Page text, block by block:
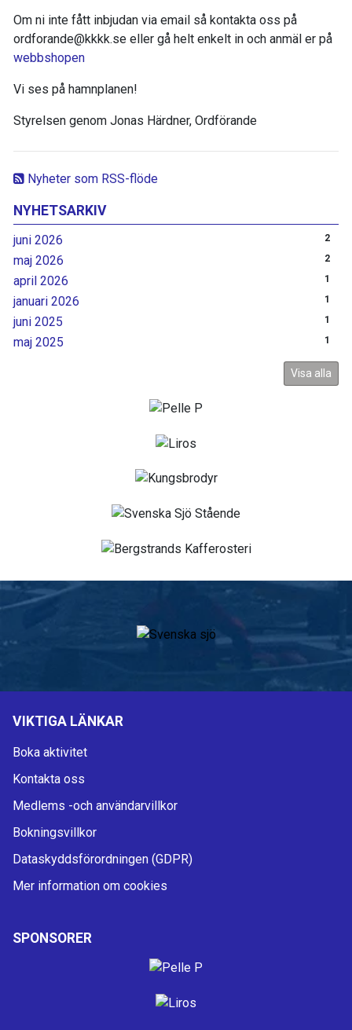
Nyheter som RSS-flöde
NYHETSARKIV
juni 2026 2
maj 2026 2
april 2026 1
januari 2026 1
juni 2025 1
maj 2025 1
Visa alla
Om ni inte fått inbjudan via email så kontakta oss på
ordforande@kkkk.se eller gå helt enkelt in och anmäl er på
webbshopen
Vi ses på hamnplanen!
Styrelsen genom Jonas Härdner, Ordförande
VIKTIGA LÄNKAR
Boka aktivitet
Kontakta oss
Medlems -och användarvillkor
Bokningsvillkor
Dataskyddsförordningen (GDPR)
Mer information om cookies
SPONSORER